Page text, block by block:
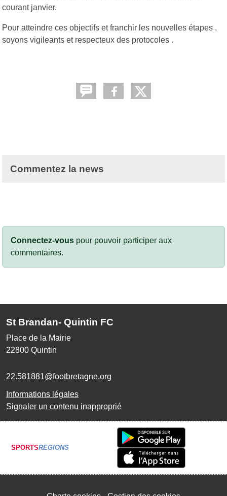
courant janvier.
Pour atteindre ces objectifs et franchir les nouvelles étapes ,
soyons vigileants et respecteux des protocoles .
Commentez la news
Connectez-vous pour pouvoir participer aux
commentaires.
St Brandan- Quintin FC
Place de la Mairie
22800 Quintin
22.581881@footbretagne.org
Informations légales
Signaler un contenu inapproprié
SPORTSREGIONS